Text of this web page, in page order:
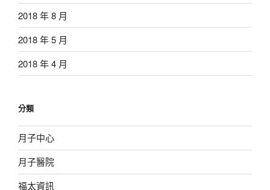
2018 年 8 月
2018 年 5 月
2018 年 4 月
分類
月子中心
月子醫院
福太資訊